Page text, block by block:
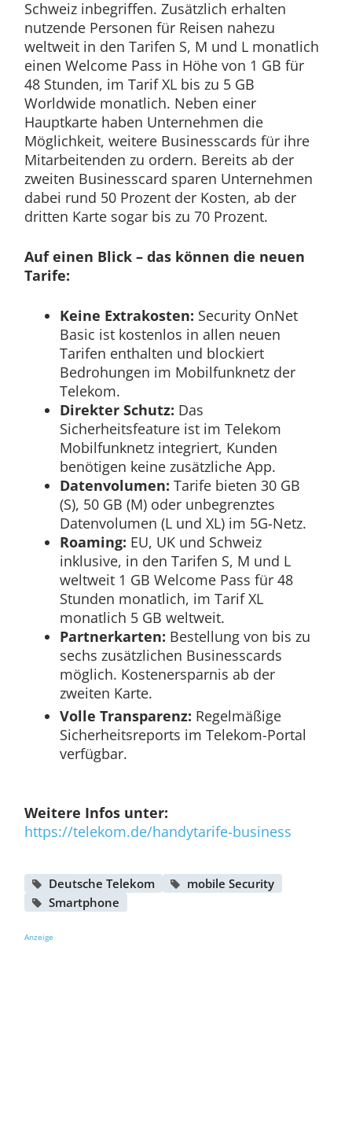
Schweiz inbegriffen. Zusätzlich erhalten
nutzende Personen für Reisen nahezu
weltweit in den Tarifen S, M und L monatlich
einen Welcome Pass in Höhe von 1 GB für
48 Stunden, im Tarif XL bis zu 5 GB
Worldwide monatlich. Neben einer
Hauptkarte haben Unternehmen die
Möglichkeit, weitere Businesscards für ihre
Mitarbeitenden zu ordern. Bereits ab der
zweiten Businesscard sparen Unternehmen
dabei rund 50 Prozent der Kosten, ab der
dritten Karte sogar bis zu 70 Prozent.
Auf einen Blick – das können die neuen
Tarife:
Keine Extrakosten: Security OnNet
Basic ist kostenlos in allen neuen
Tarifen enthalten und blockiert
Bedrohungen im Mobilfunknetz der
Telekom.
Direkter Schutz: Das
Sicherheitsfeature ist im Telekom
Mobilfunknetz integriert, Kunden
benötigen keine zusätzliche App.
Datenvolumen: Tarife bieten 30 GB
(S), 50 GB (M) oder unbegrenztes
Datenvolumen (L und XL) im 5G-Netz.
Roaming: EU, UK und Schweiz
inklusive, in den Tarifen S, M und L
weltweit 1 GB Welcome Pass für 48
Stunden monatlich, im Tarif XL
monatlich 5 GB weltweit.
Partnerkarten: Bestellung von bis zu
sechs zusätzlichen Businesscards
möglich. Kostenersparnis ab der
zweiten Karte.
Volle Transparenz: Regelmäßige
Sicherheitsreports im Telekom-Portal
verfügbar.
Weitere Infos unter:
https://telekom.de/handytarife-business
Deutsche Telekom
mobile Security
Smartphone
Anzeige